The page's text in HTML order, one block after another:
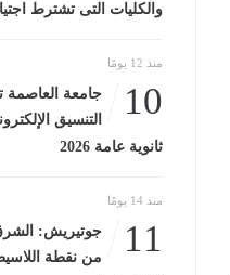
والكليات التى تشترط
منذ 12 يومًا
10
جامعة العاصمة
التنسيق
ثانوية عامة 2026
منذ 14 يومًا
11
جوتيريش:
من نقطة